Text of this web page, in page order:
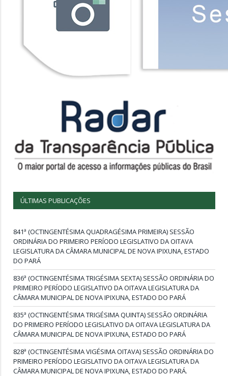
ÚLTIMAS PUBLICAÇÕES
841ª (OCTINGENTÉSIMA QUADRAGÉSIMA PRIMEIRA) SESSÃO
ORDINÁRIA DO PRIMEIRO PERÍODO LEGISLATIVO DA OITAVA
LEGISLATURA DA CÂMARA MUNICIPAL DE NOVA IPIXUNA, ESTADO
DO PARÁ
836ª (OCTINGENTÉSIMA TRIGÉSIMA SEXTA) SESSÃO ORDINÁRIA DO
PRIMEIRO PERÍODO LEGISLATIVO DA OITAVA LEGISLATURA DA
CÂMARA MUNICIPAL DE NOVA IPIXUNA, ESTADO DO PARÁ
835ª (OCTINGENTÉSIMA TRIGÉSIMA QUINTA) SESSÃO ORDINÁRIA
DO PRIMEIRO PERÍODO LEGISLATIVO DA OITAVA LEGISLATURA DA
CÂMARA MUNICIPAL DE NOVA IPIXUNA, ESTADO DO PARÁ
828ª (OCTINGENTÉSIMA VIGÉSIMA OITAVA) SESSÃO ORDINÁRIA DO
PRIMEIRO PERÍODO LEGISLATIVO DA OITAVA LEGISLATURA DA
CÂMARA MUNICIPAL DE NOVA IPIXUNA, ESTADO DO PARÁ.